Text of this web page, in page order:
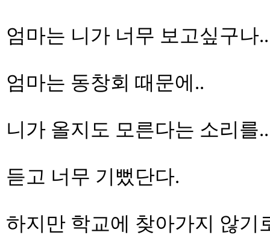
엄마는 니가 너무 보고싶구나..
엄마는 동창회 때문에..
니가 올지도 모른다는 소리를..
듣고 너무 기뻤단다.
하지만 학교에 찾아가지 않기